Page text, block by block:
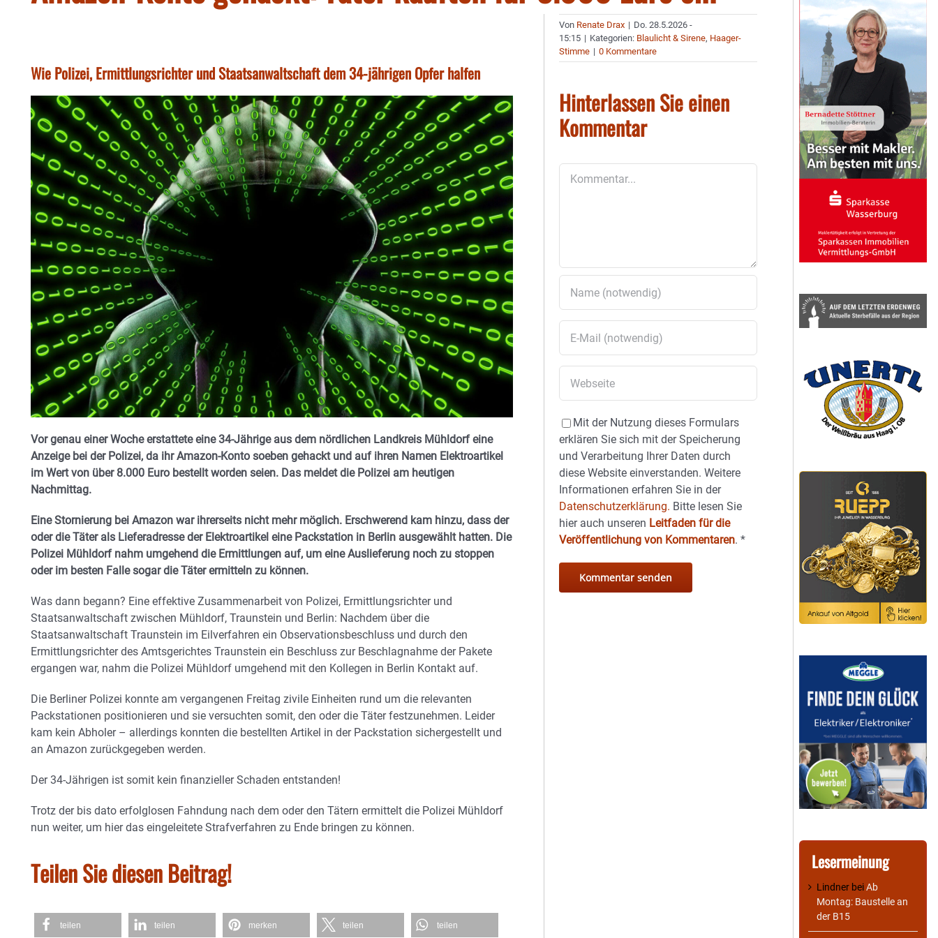
Wie Polizei, Ermittlungsrichter und Staatsanwaltschaft dem 34-jährigen Opfer halfen
Vor genau einer Woche erstattete eine 34-Jährige aus dem nördlichen Landkreis Mühldorf eine
Anzeige bei der Polizei, da ihr Amazon-Konto soeben gehackt und auf ihren Namen Elektroartikel
im Wert von über 8.000 Euro bestellt worden seien. Das meldet die Polizei am heutigen
Nachmittag.
Eine Stornierung bei Amazon war ihrerseits nicht mehr möglich. Erschwerend kam hinzu, dass der
oder die Täter als Lieferadresse der Elektroartikel eine Packstation in Berlin ausgewählt hatten. Die
Polizei Mühldorf nahm umgehend die Ermittlungen auf, um eine Auslieferung noch zu stoppen
oder im besten Falle sogar die Täter ermitteln zu können.
Was dann begann? Eine effektive Zusammenarbeit von Polizei, Ermittlungsrichter und
Staatsanwaltschaft zwischen Mühldorf, Traunstein und Berlin: Nachdem über die
Staatsanwaltschaft Traunstein im Eilverfahren ein Observationsbeschluss und durch den
Ermittlungsrichter des Amtsgerichtes Traunstein ein Beschluss zur Beschlagnahme der Pakete
ergangen war, nahm die Polizei Mühldorf umgehend mit den Kollegen in Berlin Kontakt auf.
Die Berliner Polizei konnte am vergangenen Freitag zivile Einheiten rund um die relevanten
Packstationen positionieren und sie versuchten somit, den oder die Täter festzunehmen. Leider
kam kein Abholer – allerdings konnten die bestellten Artikel in der Packstation sichergestellt und
an Amazon zurückgegeben werden.
Der 34-Jährigen ist somit kein finanzieller Schaden entstanden!
Trotz der bis dato erfolglosen Fahndung nach dem oder den Tätern ermittelt die Polizei Mühldorf
nun weiter, um hier das eingeleitete Strafverfahren zu Ende bringen zu können.
Teilen Sie diesen Beitrag!
teilen teilen merken teilen teilen
Von Renate Drax | Do. 28.5.2026 -
15:15 | Kategorien: Blaulicht & Sirene, Haager-
Stimme | 0 Kommentare
Hinterlassen Sie einen
Kommentar
Mit der Nutzung dieses Formulars
erklären Sie sich mit der Speicherung
und Verarbeitung Ihrer Daten durch
diese Website einverstanden. Weitere
Informationen erfahren Sie in der
Datenschutzerklärung. Bitte lesen Sie
hier auch unseren Leitfaden für die
Veröffentlichung von Kommentaren.*
Lesermeinung
Lindner beiAb
Montag: Baustelle an
der B15